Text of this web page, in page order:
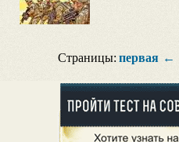
Страницы: первая ←